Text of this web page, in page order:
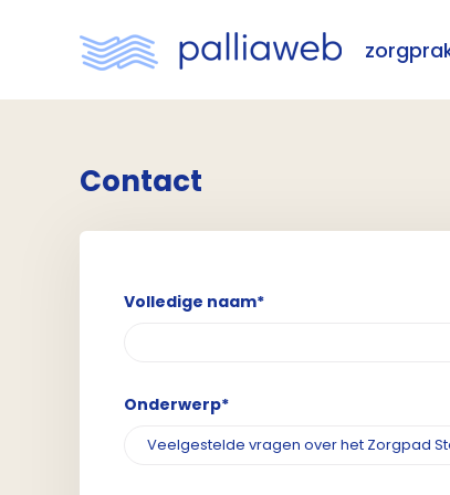
Contact
Volledige naam*
Onderwerp*